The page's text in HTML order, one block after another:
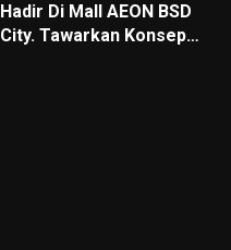
Hadir Di Mall AEON BSD
City. Tawarkan Konsep…